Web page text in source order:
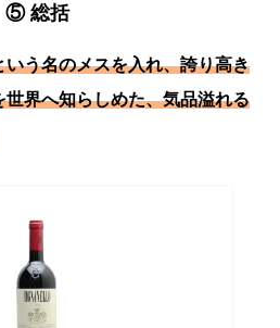
⑤ 総括
う名のメスを入れ、誇り高き
界へ知らしめた、気品溢れる